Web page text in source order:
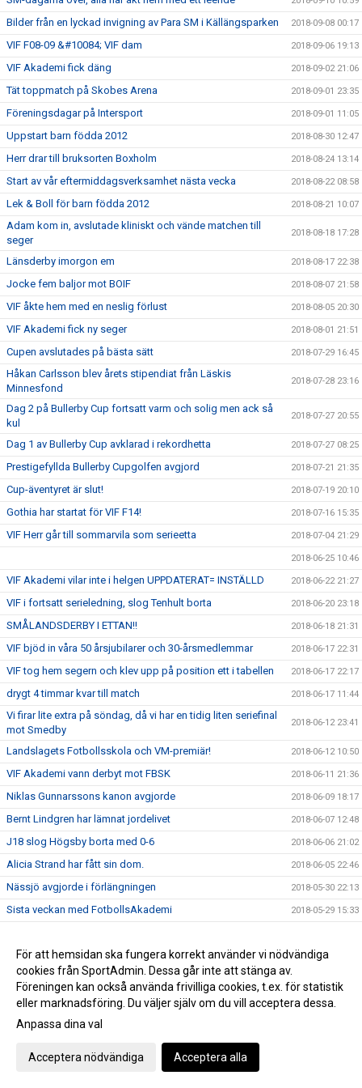
Bilder från en lyckad invigning av Para SM i Källängsparken 2018-09-08 00:17
VIF F08-09 &#10084; VIF dam 2018-09-06 19:13
VIF Akademi fick däng 2018-09-02 21:06
Tät toppmatch på Skobes Arena 2018-09-01 23:35
Föreningsdagar på Intersport 2018-09-01 11:05
Uppstart barn födda 2012 2018-08-30 12:47
Herr drar till bruksorten Boxholm 2018-08-24 13:14
Start av vår eftermiddagsverksamhet nästa vecka 2018-08-22 08:58
Lek & Boll för barn födda 2012 2018-08-21 10:07
Adam kom in, avslutade kliniskt och vände matchen till
seger
2018-08-18 17:28
Länsderby imorgon em 2018-08-17 22:38
Jocke fem baljor mot BOIF 2018-08-07 21:58
VIF åkte hem med en neslig förlust 2018-08-05 20:30
VIF Akademi fick ny seger 2018-08-01 21:51
Cupen avslutades på bästa sätt 2018-07-29 16:45
Håkan Carlsson blev årets stipendiat från Läskis
Minnesfond
2018-07-28 23:16
Dag 2 på Bullerby Cup fortsatt varm och solig men ack så
kul
2018-07-27 20:55
Dag 1 av Bullerby Cup avklarad i rekordhetta 2018-07-27 08:25
Prestigefyllda Bullerby Cupgolfen avgjord 2018-07-21 21:35
Cup-äventyret är slut! 2018-07-19 20:10
Gothia har startat för VIF F14! 2018-07-16 15:35
VIF Herr går till sommarvila som serieetta 2018-07-04 21:29
2018-06-25 10:46
VIF Akademi vilar inte i helgen UPPDATERAT= INSTÄLLD 2018-06-22 21:27
VIF i fortsatt serieledning, slog Tenhult borta 2018-06-20 23:18
SMÅLANDSDERBY I ETTAN!! 2018-06-18 21:31
VIF bjöd in våra 50 årsjubilarer och 30-årsmedlemmar 2018-06-17 22:31
VIF tog hem segern och klev upp på position ett i tabellen 2018-06-17 22:17
drygt 4 timmar kvar till match 2018-06-17 11:44
Vi firar lite extra på söndag, då vi har en tidig liten seriefinal
mot Smedby
2018-06-12 23:41
Landslagets Fotbollsskola och VM-premiär! 2018-06-12 10:50
VIF Akademi vann derbyt mot FBSK 2018-06-11 21:36
Niklas Gunnarssons kanon avgjorde 2018-06-09 18:17
Bernt Lindgren har lämnat jordelivet 2018-06-07 12:48
J18 slog Högsby borta med 0-6 2018-06-06 21:02
Alicia Strand har fått sin dom. 2018-06-05 22:46
Nässjö avgjorde i förlängningen 2018-05-30 22:13
Sista veckan med FotbollsAkademi 2018-05-29 15:33
VIF Akademi vann enkelt 2018-05-23 22:47
Invigning av Asllani Court 2018-05-21 08:34
Niklas Gunnarssons tidiga mål räckte inte 2018-05-19 22:10
TjejTruppen laddade upp inför invigningen av Asllani Court
Gurra matchhjälte idag i derbyt mot H/M
Puh, VIF avjorde i 94e minuten, 3-2 mot Boxholm
För att hemsidan ska fungera korrekt använder vi nödvändiga
cookies från SportAdmin. Dessa går inte att stänga av.
Föreningen kan också använda frivilliga cookies, t.ex. för statistik
eller marknadsföring. Du väljer själv om du vill acceptera dessa.
Anpassa dina val
Acceptera nödvändiga Acceptera alla